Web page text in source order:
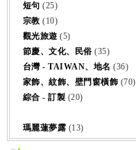
短句 (25)
宗教 (10)
觀光旅遊 (5)
節慶、文化、民俗 (35)
台灣 - TAIWAN、地名 (36)
家飾、紋飾、壁門窗橫飾 (70)
綜合 - 訂製 (20)
瑪麗蓮夢露 (13)